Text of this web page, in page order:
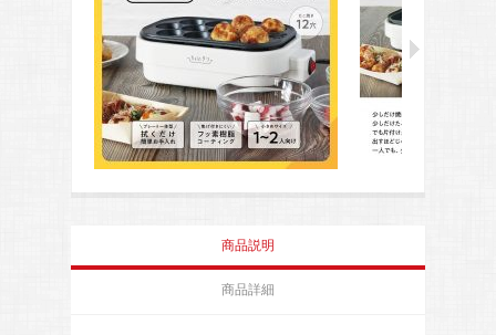
商品説明
商品詳細